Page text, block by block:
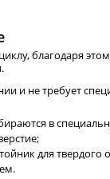
для
руб.
благодаря
и не требует
в
для твердого